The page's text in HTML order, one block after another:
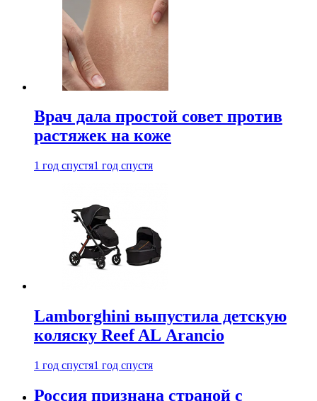
Врач дала простой совет против
растяжек на коже
1 год спустя1 год спустя
Lamborghini выпустила детскую
коляску Reef AL Arancio
1 год спустя1 год спустя
Россия признана страной с